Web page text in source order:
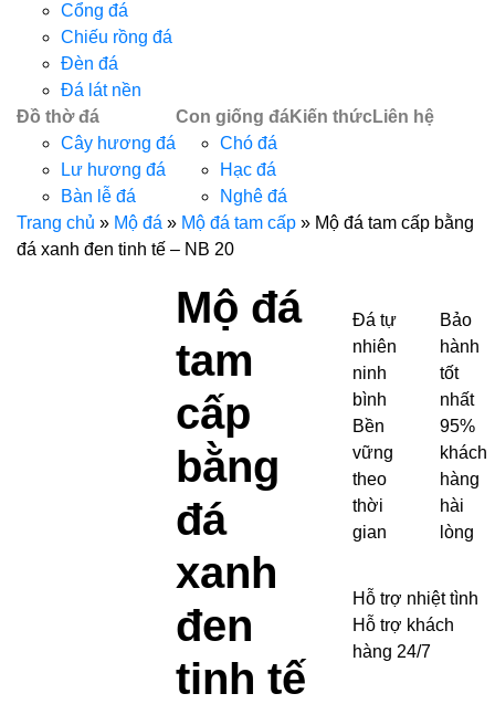
Cổng đá
Chiếu rồng đá
Đèn đá
Đá lát nền
Đồ thờ đá
Cây hương đá
Lư hương đá
Bàn lễ đá
Con giống đá
Chó đá
Hạc đá
Nghê đá
Kiến thứcLiên hệ
Trang chủ » Mộ đá » Mộ đá tam cấp » Mộ đá tam cấp bằng
đá xanh đen tinh tế – NB 20
Mộ đá
tam
cấp
bằng
đá
xanh
đen
tinh tế
Đá tự
nhiên
ninh
bình
Bền
vững
theo
thời
gian
Bảo
hành
tốt
nhất
95%
khách
hàng
hài
lòng
Hỗ trợ nhiệt tình
Hỗ trợ khách
hàng 24/7